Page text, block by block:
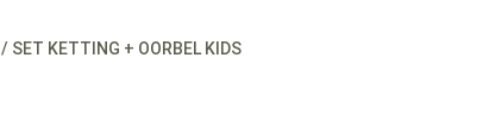
/ SET KETTING + OORBEL KIDS